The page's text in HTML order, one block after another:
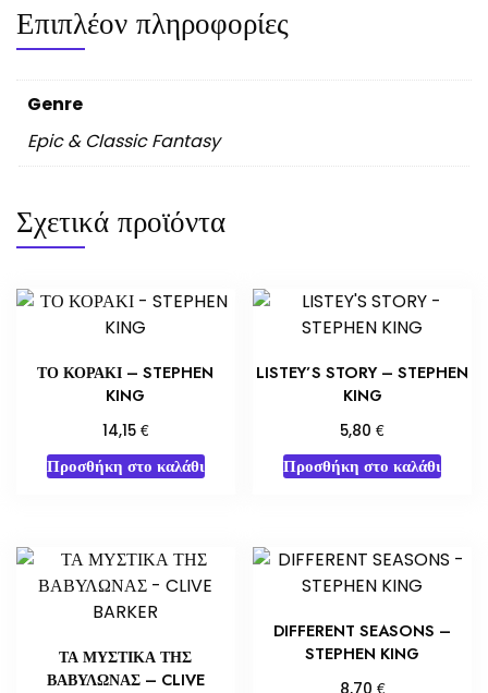
Επιπλέον πληροφορίες
Genre
Epic & Classic Fantasy
Σχετικά προϊόντα
ΤΟ ΚΟΡΑΚΙ – STEPHEN
KING
14,15 €
Προσθήκη στο καλάθι
LISTEY’S STORY – STEPHEN
KING
5,80€
Προσθήκη στο καλάθι
ΤΑ ΜΥΣΤΙΚΑ ΤΗΣ
ΒΑΒΥΛΩΝΑΣ – CLIVE
DIFFERENT SEASONS –
STEPHEN KING
€